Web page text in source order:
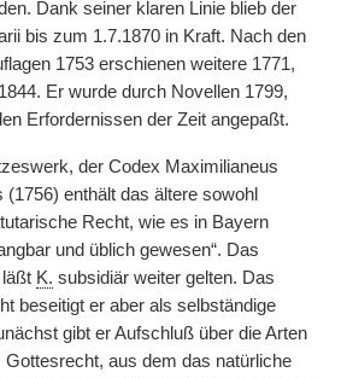
Dank seiner klaren Linie blieb der
bis zum 1.7.1870 in Kraft. Nach den
1753 erschienen weitere 1771,
Er wurde durch Novellen 1799,
Erfordernissen der Zeit angepaßt.
der Codex Maximilianeus
(1756) enthält das ältere sowohl
Recht, wie es in Bayern
und üblich gewesen“. Das
K. subsidiär weiter gelten. Das
beseitigt er aber als selbständige
gibt er Aufschluß über die Arten
aus dem das natürliche